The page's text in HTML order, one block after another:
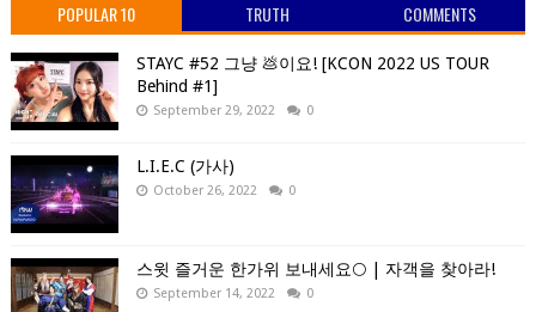
POPULAR 10 TRUTH COMMENTS
STAYC #52 그냥 💩이요! [KCON 2022 US TOUR
Behind #1]
September 29, 2022 0
L.I.E.C (가사)
October 26, 2022 0
스윗 즐거운 한가위 보내세요🌕 | 자객을 찾아라!
September 14, 2022 0